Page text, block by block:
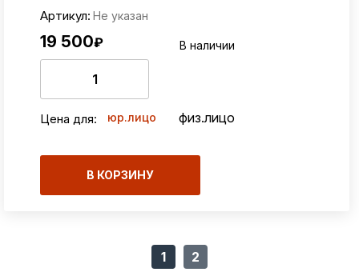
Артикул: Не указан
19 500₽ В наличии
Цена для: юр.лицо физ.лицо
В КОРЗИНУ
1 2